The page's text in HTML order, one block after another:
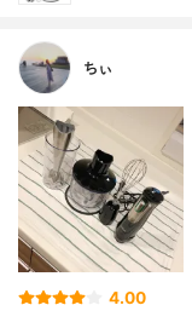
ちぃ
4.00